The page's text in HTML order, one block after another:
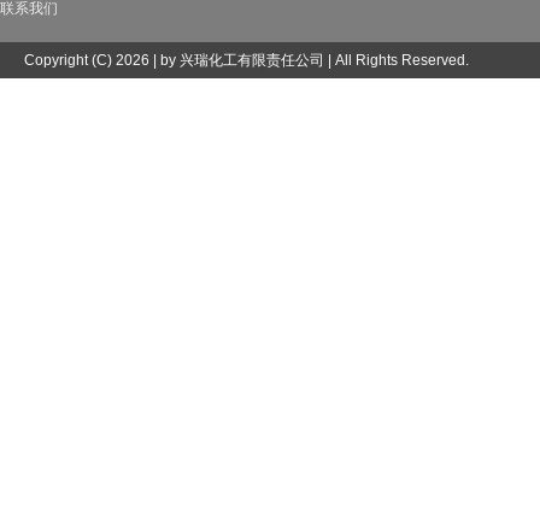
联系我们
Copyright (C) 2026 | by 兴瑞化工有限责任公司 | All Rights Reserved.